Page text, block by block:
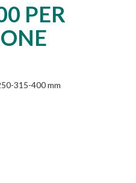
PER
315-400 mm